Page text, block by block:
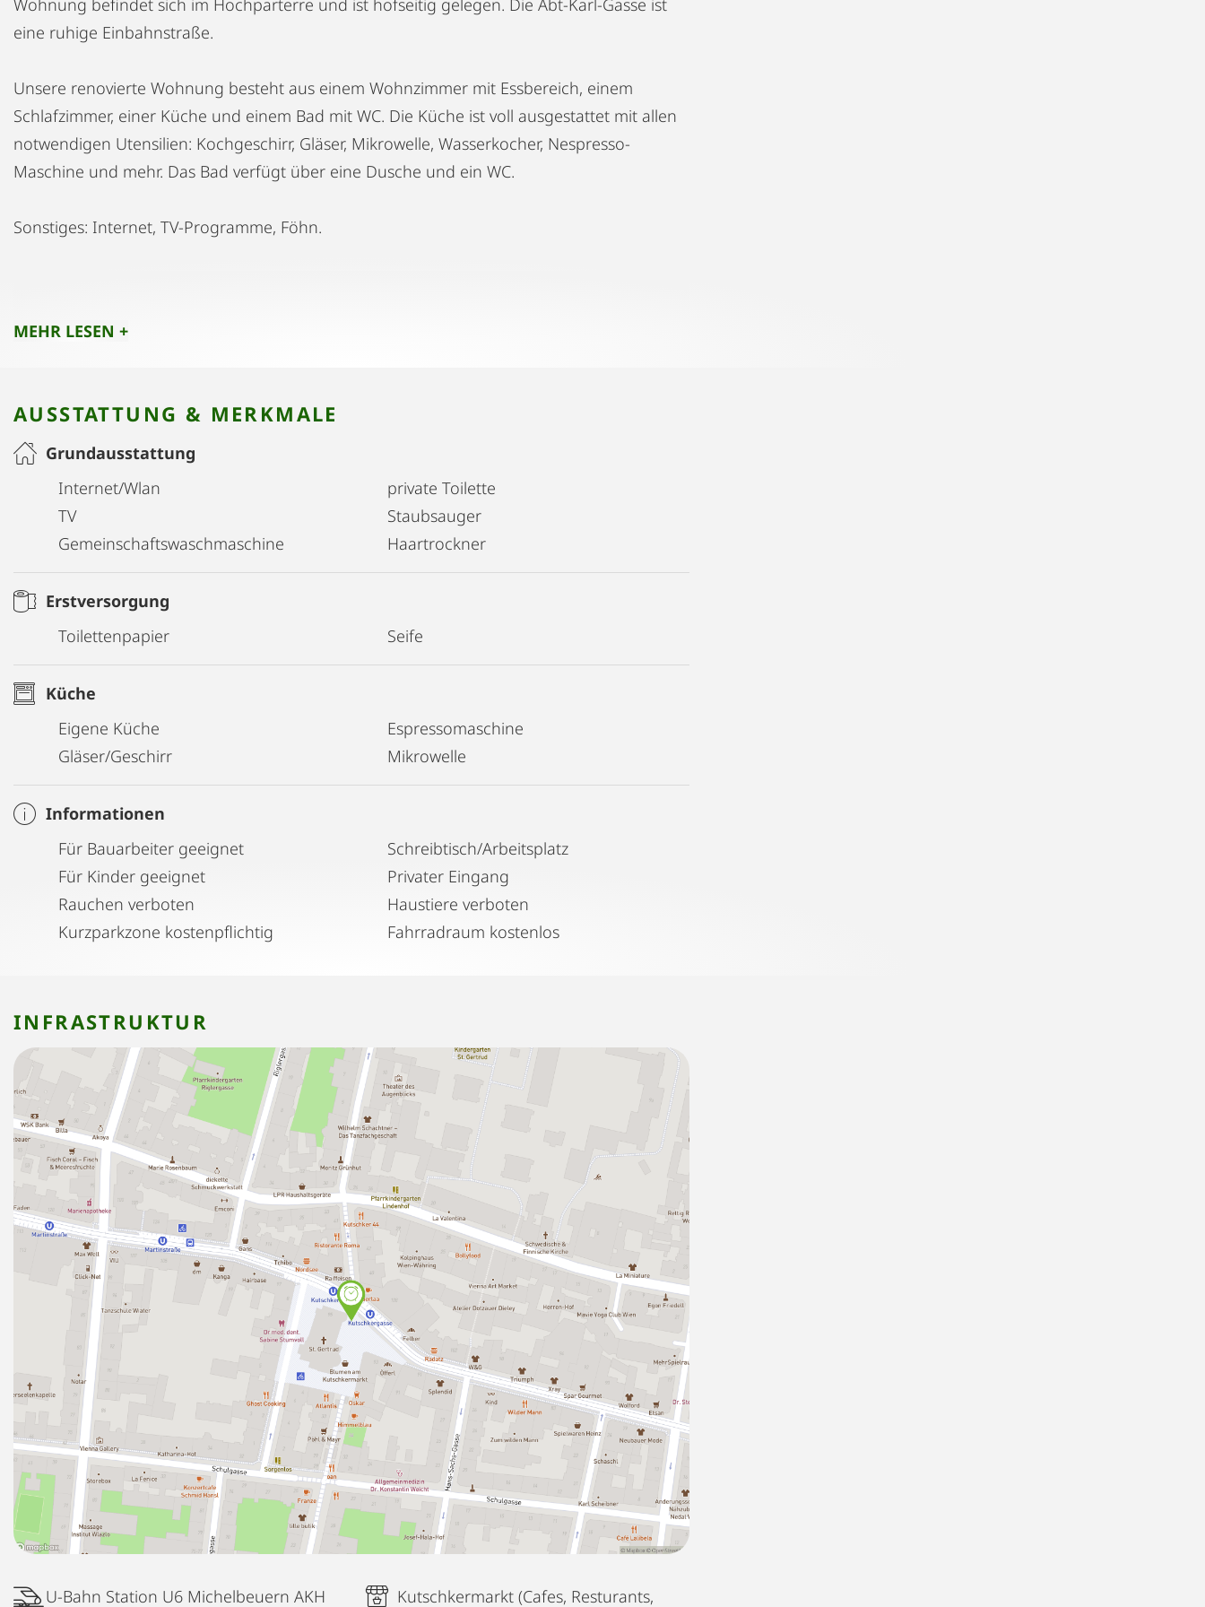
eine ruhige Einbahnstraße.
Unsere renovierte Wohnung besteht aus einem Wohnzimmer mit Essbereich, einem
Schlafzimmer, einer Küche und einem Bad mit WC. Die Küche ist voll ausgestattet mit allen
notwendigen Utensilien: Kochgeschirr, Gläser, Mikrowelle, Wasserkocher, Nespresso-
Maschine und mehr. Das Bad verfügt über eine Dusche und ein WC.
Sonstiges: Internet, TV-Programme, Föhn.
MEHR LESEN +
AUSSTATTUNG & MERKMALE
Grundausstattung
Internet/Wlan
TV
Gemeinschaftswaschmaschine
private Toilette
Staubsauger
Haartrockner
Erstversorgung
Toilettenpapier
Seife
Küche
Eigene Küche
Gläser/Geschirr
Espressomaschine
Mikrowelle
Informationen
Für Bauarbeiter geeignet
Für Kinder geeignet
Rauchen verboten
Kurzparkzone kostenpflichtig
Schreibtisch/Arbeitsplatz
Privater Eingang
Haustiere verboten
Fahrradraum kostenlos
INFRASTRUKTUR
U-Bahn Station U6 Michelbeuern AKH Kutschkermarkt (Cafes, Resturants,